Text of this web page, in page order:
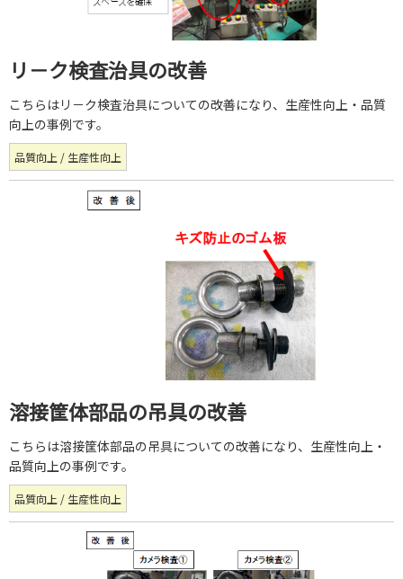
リ－ク検査治具の改善
こちらはリ－ク検査治具についての改善になり、生産性向上・品質
向上の事例です。
品質向上 / 生産性向上
溶接筐体部品の吊具の改善
こちらは溶接筐体部品の吊具についての改善になり、生産性向上・
品質向上の事例です。
品質向上 / 生産性向上